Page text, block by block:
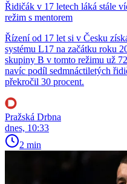
Řidičák v 17 letech láká stále
režim s mentorem
Řízení od 17 let si v Česku
systému L17 na začátku roku
skupiny B v tomto režimu už
navíc podíl sedmnáctiletých
překročil 30 procent.
Pražská Drbna
dnes, 10:33
2 min